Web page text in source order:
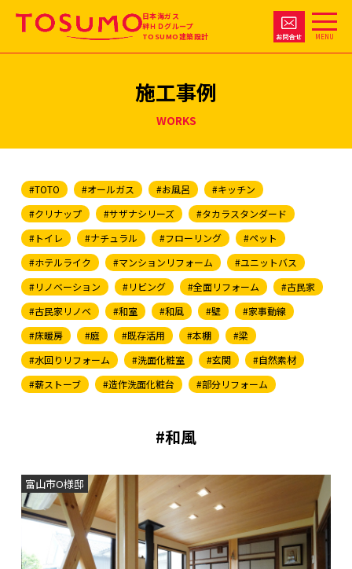
日本海ガス
絆ＨＤグループ
TOSUMO建築設計
施工事例
WORKS
#TOTO #オールガス #お風呂
#キッチン
#クリナップ
#サザナシリーズ
#タカラスタンダード
#トイレ
#ナチュラル #フローリング
#ペット
#ホテルライク
#マンションリフォーム
#ユニットバス
#リノベーション
#リビング #全面リフォーム
#古民家
#古民家リノベ
#和室 #和風 #壁
#家事動線
#床暖房
#庭 #既存活用 #本棚
#梁
#水回りリフォーム
#洗面化粧室 #玄関
#自然素材
#薪ストーブ
#造作洗面化粧台 #部分リフォーム
#和風
富山市O様邸
MENU